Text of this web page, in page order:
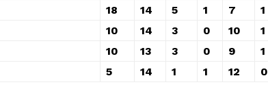
18 14 5 1 7
1
10 14 3 0 10
1
10 13 3 0 9
1
5 14 1 1 12 0